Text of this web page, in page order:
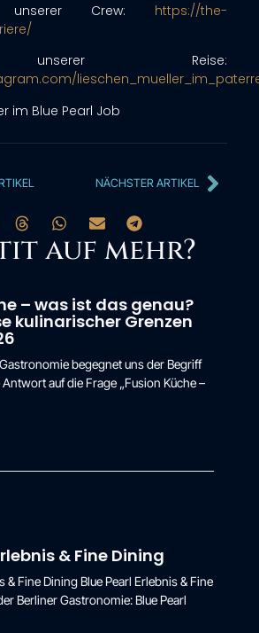
unserer Crew: https://the-
Reise:
NÄCHSTER ARTIKEL
auf mehr?
– was ist das genau?
kulinarischer Grenzen
begegnet uns der Begriff
auf die Frage „Fusion Küche –
& Fine Dining
& Fine Dining Blue Pearl Erlebnis & Fine
Berliner Gastronomie: Blue Pearl